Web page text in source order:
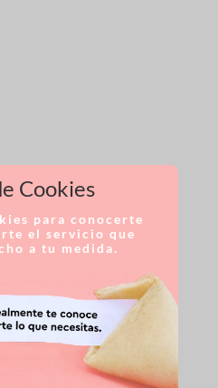
Cookies
para conocerte
el servicio que
a tu medida.